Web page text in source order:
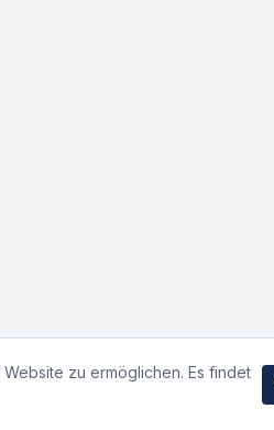
zu ermöglichen. Es findet